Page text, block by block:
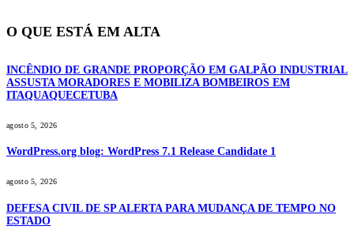
O QUE ESTÁ EM ALTA
INCÊNDIO DE GRANDE PROPORÇÃO EM GALPÃO INDUSTRIAL
ASSUSTA MORADORES E MOBILIZA BOMBEIROS EM
ITAQUAQUECETUBA
agosto 5, 2026
WordPress.org blog: WordPress 7.1 Release Candidate 1
agosto 5, 2026
DEFESA CIVIL DE SP ALERTA PARA MUDANÇA DE TEMPO NO
ESTADO